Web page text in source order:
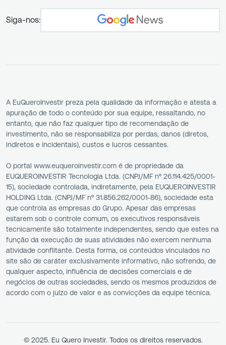
Siga-nos:
A EuQueroInvestir preza pela qualidade da informação e atesta a
apuração de todo o conteúdo por sua equipe, ressaltando, no
entanto, que não faz qualquer tipo de recomendação de
investimento, não se responsabiliza por perdas, danos (diretos,
indiretos e incidentais), custos e lucros cessantes.
O portal www.euqueroinvestir.com é de propriedade da
EUQUEROINVESTIR Tecnologia Ltda. (CNPJ/MF nº 26.114.425/0001-
15), sociedade controlada, indiretamente, pela EUQUEROINVESTIR
HOLDING Ltda. (CNPJ/MF nº 31.856.262/0001-86), sociedade esta
que controla as empresas do Grupo. Apesar das empresas
estarem sob o controle comum, os executivos responsáveis
tecnicamente são totalmente independentes, sendo que estes na
função da execução de suas atividades não exercem nenhuma
atividade conflitante. Desta forma, os conteúdos vinculados no
site são de caráter exclusivamente informativo, não sofrendo, de
qualquer aspecto, influência de decisões comerciais e de
negócios de outras sociedades, sendo os mesmos produzidos de
acordo com o juízo de valor e as convicções da equipe técnica.
© 2025. Eu Quero Investir. Todos os direitos reservados.